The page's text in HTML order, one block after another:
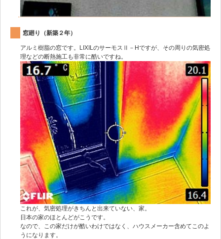
窓廻り（新築２年）
アルミ樹脂の窓です。LIXILのサーモスⅡ－Hですが、その周りの気密処
理などの断熱施工も非常に酷いですね。
これが、気密処理がきちんと出来ていない、家。
日本の家のほとんどがこうです。
なので、この家だけが酷いわけではなく、ハウスメーカー含めてこのよ
うになります。